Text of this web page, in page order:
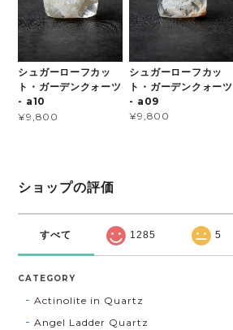
シュガーローフカッ
ト・ガーデンクォーツ
- a10
¥9,800
シュガーローフカッ
ト・ガーデンクォーツ
- a09
¥9,800
ショップの評価
すべて 1285 5
CATEGORY
Actinolite in Quartz
Angel Ladder Quartz